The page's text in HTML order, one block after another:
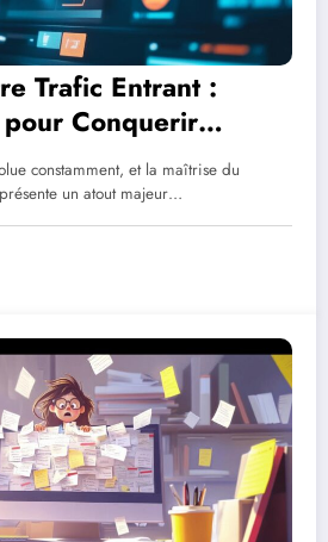
Trafic Entrant :
Conquerir
constamment, et la maîtrise du
un atout majeur…